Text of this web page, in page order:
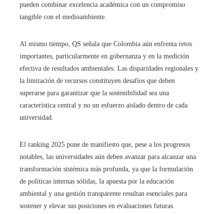
pueden combinar excelencia académica con un compromiso
tangible con el medioambiente.
Al mismo tiempo, QS señala que Colombia aún enfrenta retos
importantes, particularmente en gobernanza y en la medición
efectiva de resultados ambientales. Las disparidades regionales y
la limitación de recursos constituyen desafíos que deben
superarse para garantizar que la sostenibilidad sea una
característica central y no un esfuerzo aislado dentro de cada
universidad.
El ranking 2025 pone de manifiesto que, pese a los progresos
notables, las universidades aún deben avanzar para alcanzar una
transformación sistémica más profunda, ya que la formulación
de políticas internas sólidas, la apuesta por la educación
ambiental y una gestión transparente resultan esenciales para
sostener y elevar sus posiciones en evaluaciones futuras.